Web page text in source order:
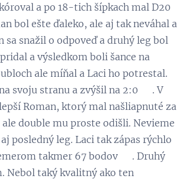
a po 18-tich šípkach mal D20
bol ešte ďaleko, ale aj tak neváhal a
sa snažil o odpoveď a druhý leg bol
a výsledkom boli šance na
ale míňal a Laci ho potrestal.
svoju stranu a zvýšil na 2:0 😃. V
Roman, ktorý mal našliapnuté za
double mu proste odišli. Nevieme
posledný leg. Laci tak zápas rýchlo
takmer 67 bodov 👏. Druhý
Nebol taký kvalitný ako ten